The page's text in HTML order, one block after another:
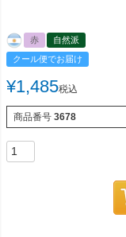
赤
自然派
クール便でお届け
¥1,485税込
商品番号 3678